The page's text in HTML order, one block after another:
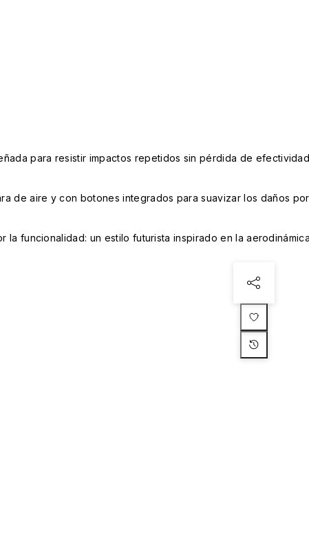
para resistir impactos repetidos sin pérdida de
de aire y con botones integrados para suavizar los daños por
la funcionalidad: un estilo futurista inspirado en la